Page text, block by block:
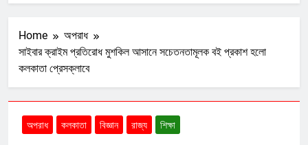
Home
অপরাধ
সাইবার ক্রাইম প্রতিরোধ মুশকিল আসানে সচেতনতামূলক বই প্রকাশ হলো
কলকাতা প্রেসক্লাবে
অপরাধ কলকাতা বিজ্ঞান রাজ্য শিক্ষা